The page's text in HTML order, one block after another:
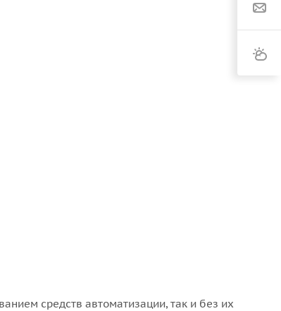
средств автоматизации, так и без их